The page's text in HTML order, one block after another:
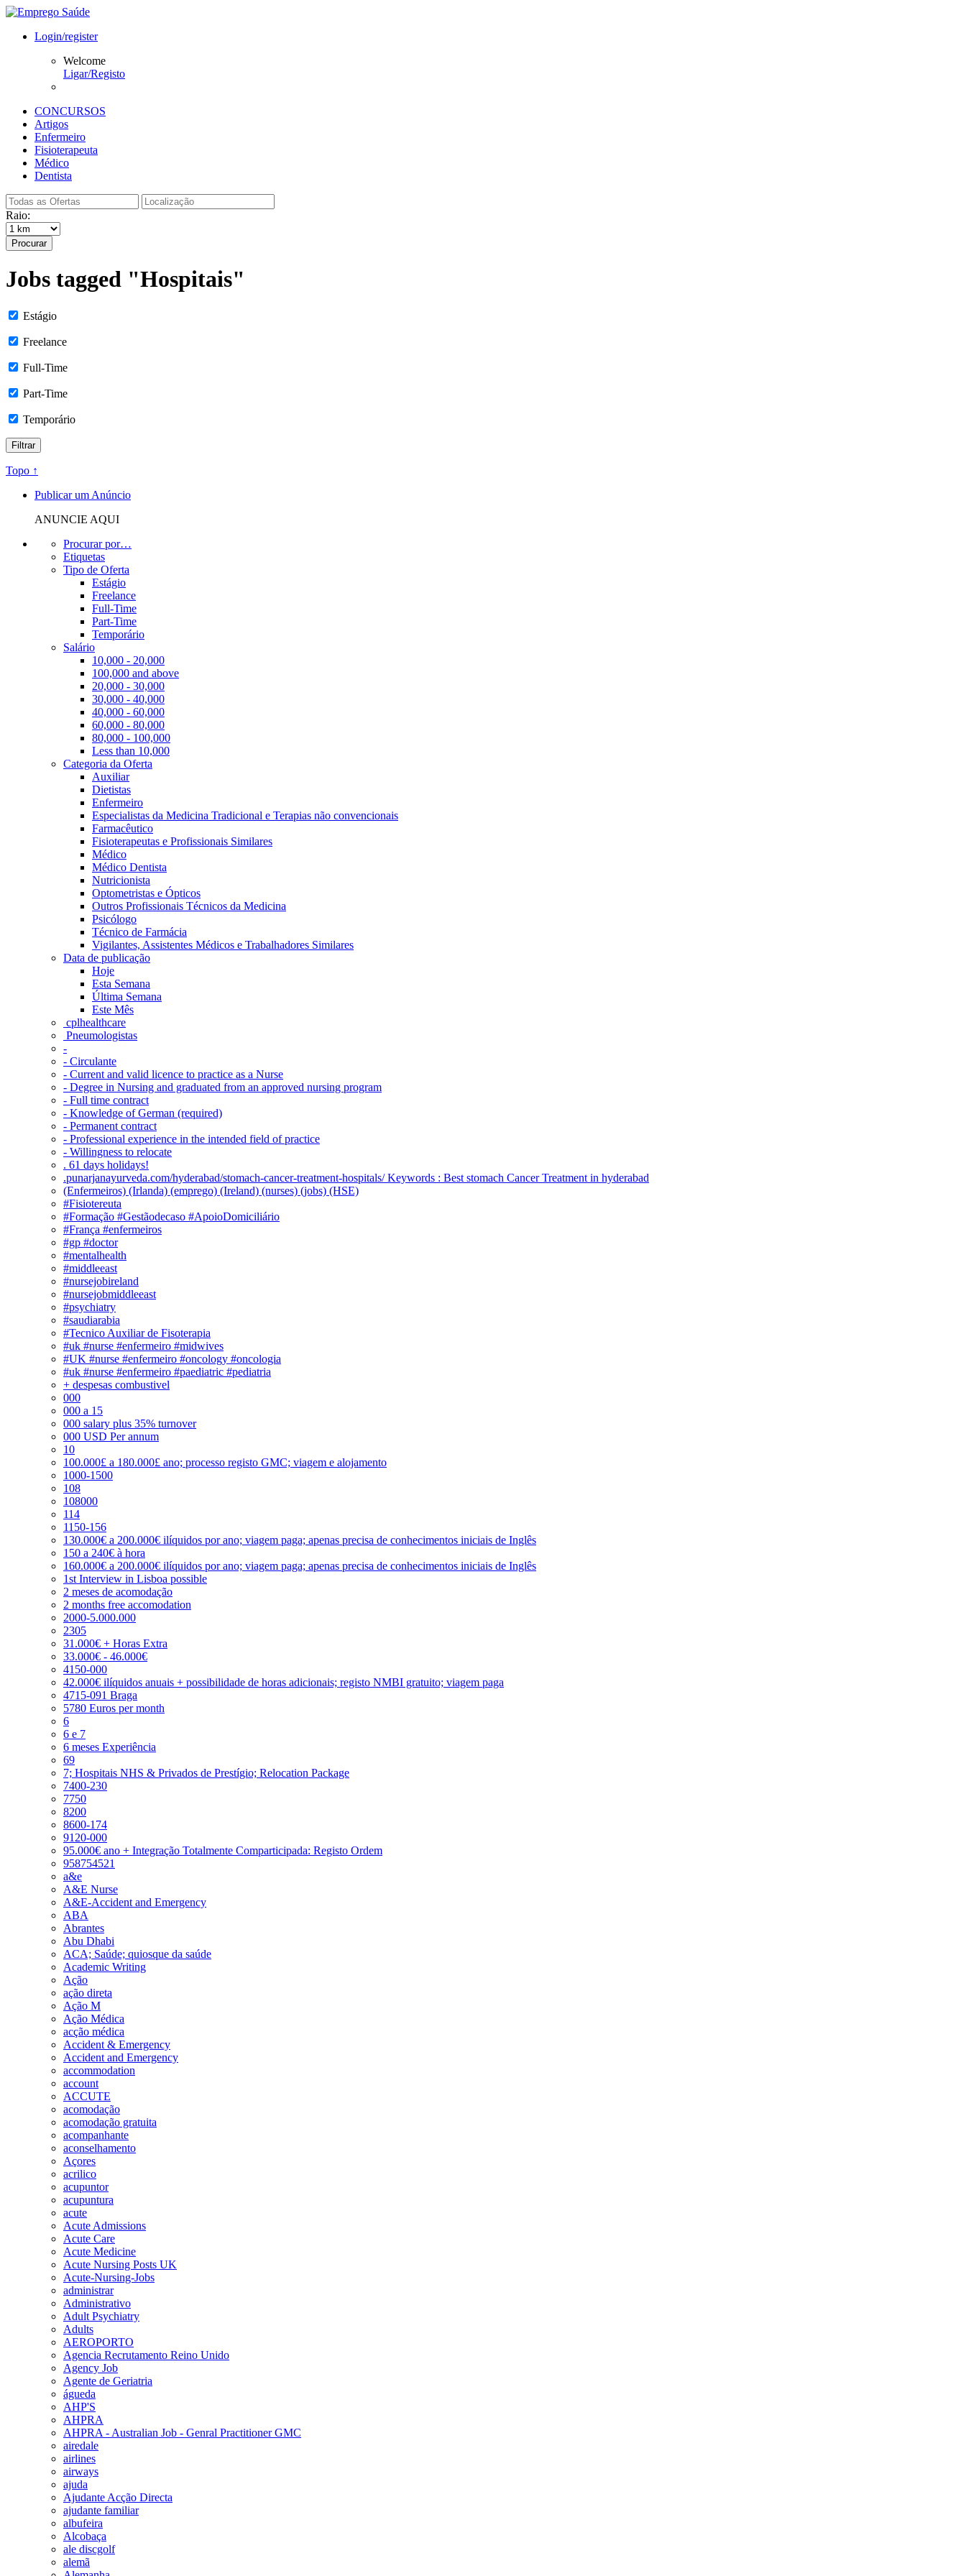
Login/register
Welcome
Ligar/Registo
CONCURSOS
Artigos
Enfermeiro
Fisioterapeuta
Médico
Dentista
Raio:
Procurar
Jobs tagged "Hospitais"
Estágio
Freelance
Full-Time
Part-Time
Temporário
Topo ↑
Publicar um Anúncio
ANUNCIE AQUI
Procurar por…
Etiquetas
Tipo de Oferta
Estágio
Freelance
Full-Time
Part-Time
Temporário
Salário
10,000 - 20,000
100,000 and above
20,000 - 30,000
30,000 - 40,000
40,000 - 60,000
60,000 - 80,000
80,000 - 100,000
Less than 10,000
Categoria da Oferta
Auxiliar
Dietistas
Enfermeiro
Especialistas da Medicina Tradicional e Terapias não convencionais
Farmacêutico
Fisioterapeutas e Profissionais Similares
Médico
Médico Dentista
Nutricionista
Optometristas e Ópticos
Outros Profissionais Técnicos da Medicina
Psicólogo
Técnico de Farmácia
Vigilantes, Assistentes Médicos e Trabalhadores Similares
Data de publicação
Hoje
Esta Semana
Última Semana
Este Mês
‎ cplhealthcare‬
Pneumologistas
-
- Circulante
- Current and valid licence to practice as a Nurse
- Degree in Nursing and graduated from an approved nursing program
- Full time contract
- Knowledge of German (required)
- Permanent contract
- Professional experience in the intended field of practice
- Willingness to relocate
. 61 days holidays!
.punarjanayurveda.com/hyderabad/stomach-cancer-treatment-hospitals/ Keywords : Best stomach Cancer Treatment in hyderabad
(Enfermeiros) (Irlanda) (emprego) (Ireland) (nurses) (jobs) (HSE)
#Fisiotereuta
#Formação #Gestãodecaso #ApoioDomiciliário
#França #enfermeiros
#gp #doctor
#mentalhealth
#middleeast
#nursejobireland
#nursejobmiddleeast
#psychiatry
#saudiarabia
#Tecnico Auxiliar de Fisoterapia
#uk #nurse #enfermeiro #midwives
#UK #nurse #enfermeiro #oncology #oncologia
#uk #nurse #enfermeiro #paediatric #pediatria
+ despesas combustivel
000
000 a 15
000 salary plus 35% turnover
000 USD Per annum
10
100.000£ a 180.000£ ano; processo registo GMC; viagem e alojamento
1000-1500
108
108000
114
1150-156
130.000€ a 200.000€ ilíquidos por ano; viagem paga; apenas precisa de conhecimentos iniciais de Inglês
150 a 240€ à hora
160.000€ a 200.000€ ilíquidos por ano; viagem paga; apenas precisa de conhecimentos iniciais de Inglês
1st Interview in Lisboa possible
2 meses de acomodação
2 months free accomodation
2000-5.000.000
2305
31.000€ + Horas Extra
33.000€ - 46.000€
4150-000
42.000€ ilíquidos anuais + possibilidade de horas adicionais; registo NMBI gratuito; viagem paga
4715-091 Braga
5780 Euros per month
6
6 e 7
6 meses Experiência
69
7; Hospitais NHS & Privados de Prestígio; Relocation Package
7400-230
7750
8200
8600-174
9120-000
95.000€ ano + Integração Totalmente Comparticipada: Registo Ordem
958754521
a&e
A&E Nurse
A&E-Accident and Emergency
ABA
Abrantes
Abu Dhabi
ACA; Saúde; quiosque da saúde
Academic Writing
Ação
ação direta
Ação M
Ação Médica
acção médica
Accident & Emergency
Accident and Emergency
accommodation
account
ACCUTE
acomodação
acomodação gratuita
acompanhante
aconselhamento
Açores
acrilico
acupuntor
acupuntura
acute
Acute Admissions
Acute Care
Acute Medicine
Acute Nursing Posts UK
Acute-Nursing-Jobs
administrar
Administrativo
Adult Psychiatry
Adults
AEROPORTO
Agencia Recrutamento Reino Unido
Agency Job
Agente de Geriatria
águeda
AHP'S
AHPRA
AHPRA - Australian Job - Genral Practitioner GMC
airedale
airlines
airways
ajuda
Ajudante Acção Directa
ajudante familiar
albufeira
Alcobaça
ale discgolf
alemã